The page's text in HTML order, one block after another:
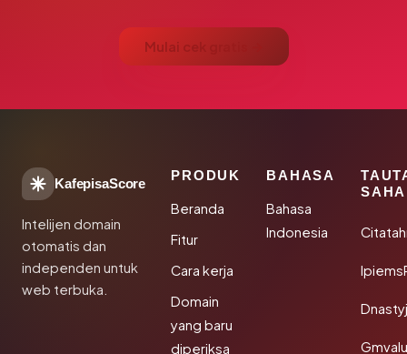
Mulai cek gratis →
KafepisaScore
Intelijen domain
otomatis dan
independen untuk
web terbuka.
PRODUK
Beranda
Fitur
Cara kerja
Domain
yang baru
diperiksa
BAHASA
Bahasa
Indonesia